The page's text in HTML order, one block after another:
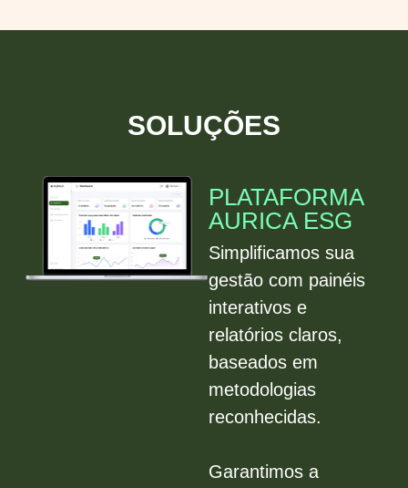
SOLUÇÕES
PLATAFORMA
AURICA ESG
Simplificamos sua
gestão com painéis
interativos e
relatórios claros,
baseados em
metodologias
reconhecidas.
Garantimos a